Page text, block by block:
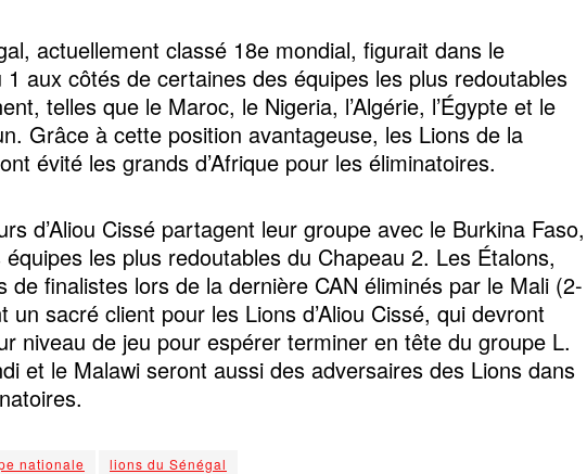
actuellement classé 18e mondial, figurait dans le
1 aux côtés de certaines des équipes les plus redoutables
telles que le Maroc, le Nigeria, l’Algérie, l’Égypte et le
Grâce à cette position avantageuse, les Lions de la
évité les grands d’Afrique pour les éliminatoires.
d’Aliou Cissé partagent leur groupe avec le Burkina Faso,
équipes les plus redoutables du Chapeau 2. Les Étalons,
de finalistes lors de la dernière CAN éliminés par le Mali (2-
un sacré client pour les Lions d’Aliou Cissé, qui devront
niveau de jeu pour espérer terminer en tête du groupe L.
et le Malawi seront aussi des adversaires des Lions dans
nationale lions du Sénégal